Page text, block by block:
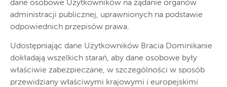
dane osobowe Użytkowników na żądanie organów
administracji publicznej, uprawnionych na podstawie
odpowiednich przepisów prawa.
Udostępniając dane Użytkowników Bracia Dominikanie
dokładają wszelkich starań, aby dane osobowe były
właściwie zabezpieczane, w szczególności w sposób
przewidziany właściwymi krajowymi i europejskimi